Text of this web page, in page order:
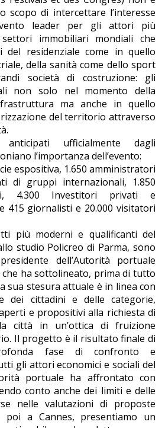
scopo di intercettare l’interesse
leader per gli attori più
immobiliari mondiali che
residenziale come in quello
della sanità come dello sport
società di costruzione: gli
non solo nel momento della
ma anche in quello
del territorio attraverso
ufficialmente dagli
l’importanza dell’evento:
espositiva, 1.650 amministratori
di gruppi internazionali, 1.850
4.300 Investitori privati e
415 giornalisti e 20.000 visitatori
più moderni e qualificanti del
studio Policreo di Parma, sono
dell’Autorità portuale
che ha sottolineato, prima di tutto
sua stesura attuale è in linea con
dei cittadini e delle categorie,
e propositivi alla richiesta di
città in un’ottica di fruizione
Il progetto è il risultato finale di
fase di confronto e
gli attori economici e sociali del
portuale ha affrontato con
conto anche dei limiti e delle
nelle valutazioni di proposte
poi a Cannes, presentiamo un